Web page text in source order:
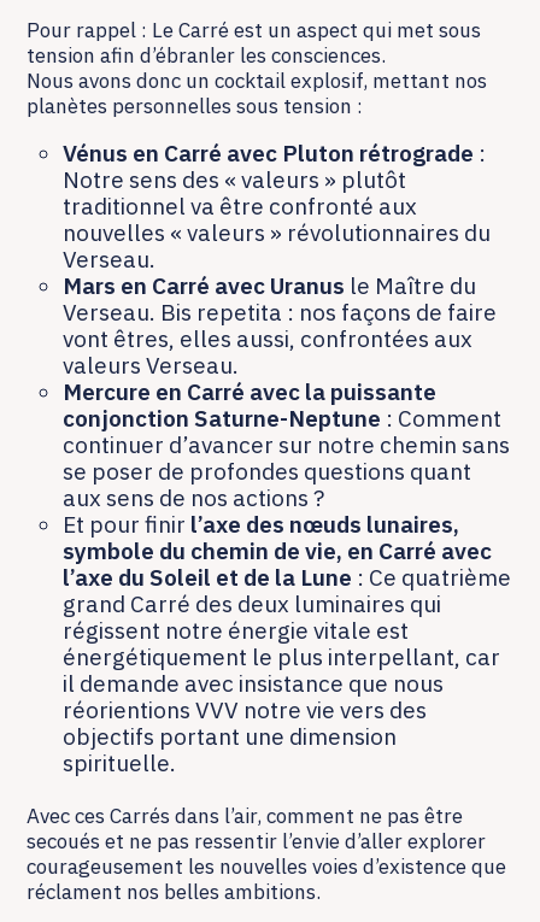
Pour rappel : Le Carré est un aspect qui met sous
tension afin d’ébranler les consciences.
Nous avons donc un cocktail explosif, mettant nos
planètes personnelles sous tension :
Vénus en Carré avec Pluton rétrograde :
Notre sens des « valeurs » plutôt
traditionnel va être confronté aux
nouvelles « valeurs » révolutionnaires du
Verseau.
Mars en Carré avec Uranus le Maître du
Verseau. Bis repetita : nos façons de faire
vont êtres, elles aussi, confrontées aux
valeurs Verseau.
Mercure en Carré avec la puissante
conjonction Saturne-Neptune : Comment
continuer d’avancer sur notre chemin sans
se poser de profondes questions quant
aux sens de nos actions ?
Et pour finir l’axe des nœuds lunaires,
symbole du chemin de vie, en Carré avec
l’axe du Soleil et de la Lune : Ce quatrième
grand Carré des deux luminaires qui
régissent notre énergie vitale est
énergétiquement le plus interpellant, car
il demande avec insistance que nous
réorientions VVV notre vie vers des
objectifs portant une dimension
spirituelle.
Avec ces Carrés dans l’air, comment ne pas être
secoués et ne pas ressentir l’envie d’aller explorer
courageusement les nouvelles voies d’existence que
réclament nos belles ambitions.